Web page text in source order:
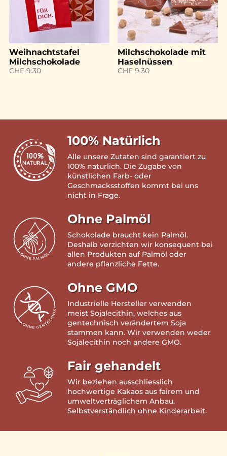
Weihnachtstafel
Milchschokolade
CHF9.30
Milchschokolade mit
Haselnüssen
CHF 9.30
100% Natürlich
Alle unsere Zutaten sind garantiert zu
100% natürlich. Die Zugabe von
künstlichen Farb- oder
Geschmacksstoffen kommt bei uns
nicht in Frage.
Ohne Palmöl
Schokolade braucht kein Palmöl.
Deshalb verzichten wir konsequent bei
allen Produkten auf Palmöl oder
andere pflanzliche Fette.
Ohne GMO
Industrielle Hersteller verwenden
meist Sojalecithin, welches aus
gentechnisch verändertem Soja
stammen kann. Wir verwenden weder
Sojalecithin noch andere GMO.
Fair gehandelt
Wir beziehen ausschliesslich
hochwertige Kakaos aus fairem und
umweltverträglichem Anbau.
Selbstverständlich ohne Kinderarbeit.